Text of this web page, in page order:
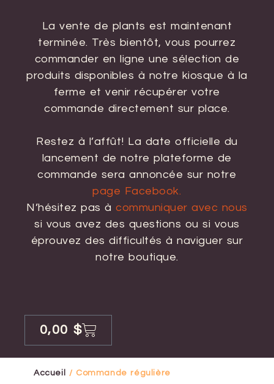
La vente de plants est maintenant
terminée. Très bientôt, vous pourrez
commander en ligne une sélection de
produits disponibles à notre kiosque à la
ferme et venir récupérer votre
commande directement sur place.
Restez à l’affût! La date officielle du
lancement de notre plateforme de
commande sera annoncée sur notre
page Facebook.
N’hésitez pas àcommuniquer avec nous
si vous avez des questions ou si vous
éprouvez des difficultés à naviguer sur
notre boutique.
0,00 $
Accueil / Commande régulière